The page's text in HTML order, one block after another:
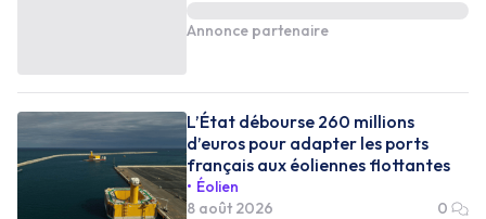
Annonce partenaire
L’État débourse 260 millions
d’euros pour adapter les ports
français aux éoliennes flottantes
Éolien
8 août 2026
0